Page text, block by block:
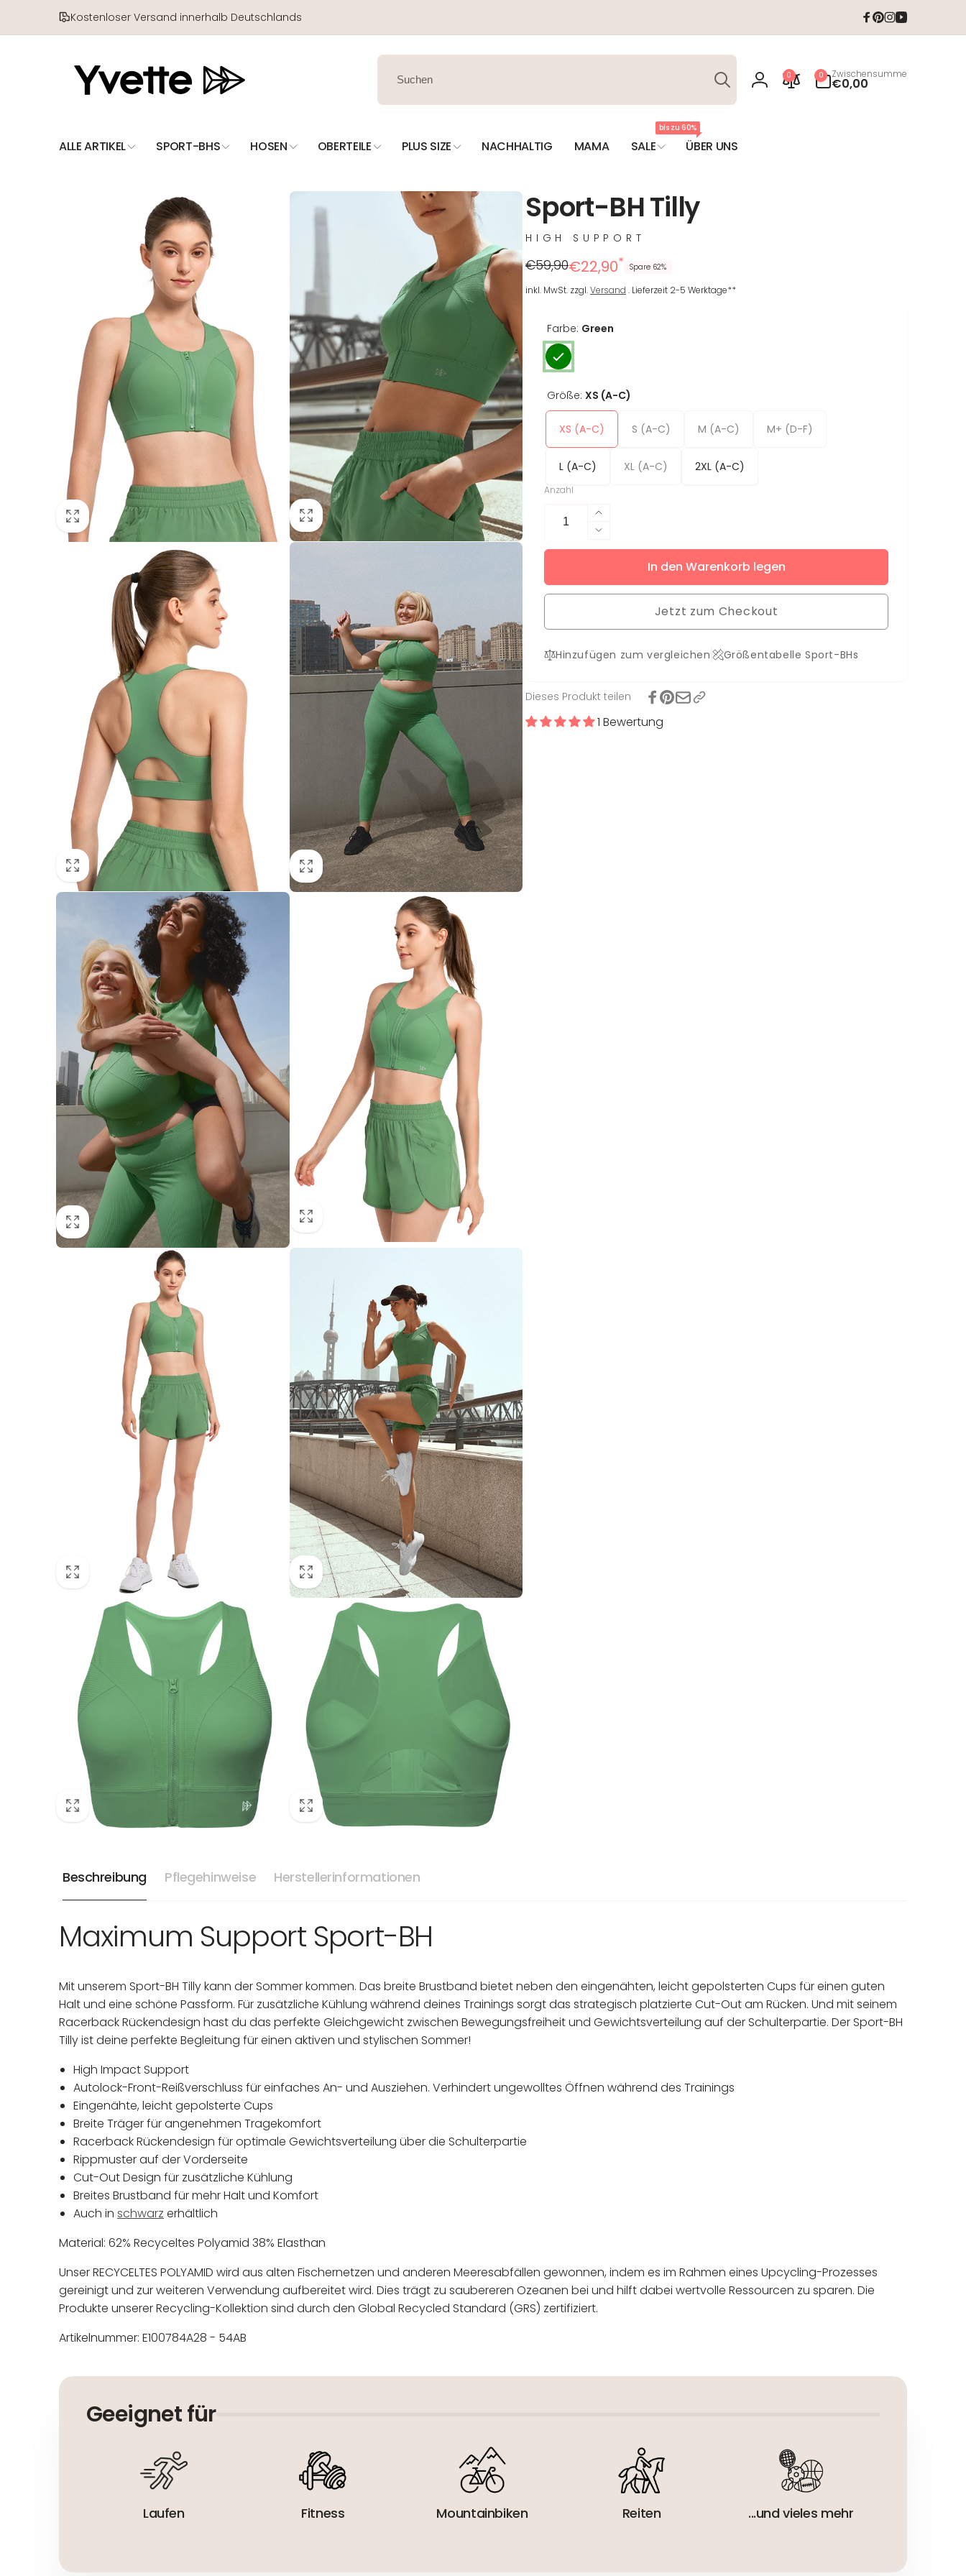
Kostenloser Versand innerhalb Deutschlands Facebook
Pinterest
Instagram
YouTube
Suchen
Einloggen
0 0
Artikel
Zwischensumme
€0,00
ALLE ARTIKEL SPORT-BHS HOSEN OBERTEILE PLUS SIZE NACHHALTIG MAMA SALE
bis zu 60%
ÜBER UNS
Sport-BH Tilly
HIGH SUPPORT
Regulärer
Preis
€59,90
Reduzierter
Preis
€22,90* Spare 62%
inkl. MwSt. zzgl.Versand . Lieferzeit 2-5 Werktage**
Farbe: Green
Größe: XS (A-C)
XS (A-C) S (A-C) M (A-C) M+ (D-F)
L (A-C) XL (A-C) 2XL (A-C)
Anzahl
Erhöhe
die
Menge
BH
Verringere
die
für
Sport-
Tilly
In den Warenkorb legen
Jetzt zum Checkout
Hinzufügen zum vergleichen Größentabelle Sport-BHs
Dieses Produkt teilen
1 Bewertung
Beschreibung Pflegehinweise Herstellerinformationen
Maximum Support Sport-BH
Mit unserem Sport-BH Tilly kann der Sommer kommen. Das breite Brustband bietet neben den eingenähten, leicht gepolsterten Cups für einen guten
Halt und eine schöne Passform. Für zusätzliche Kühlung während deines Trainings sorgt das strategisch platzierte Cut-Out am Rücken. Und mit seinem
Racerback Rückendesign hast du das perfekte Gleichgewicht zwischen Bewegungsfreiheit und Gewichtsverteilung auf der Schulterpartie. Der Sport-BH
Tilly ist deine perfekte Begleitung für einen aktiven und stylischen Sommer!
High Impact Support
Autolock-Front-Reißverschluss für einfaches An- und Ausziehen. Verhindert ungewolltes Öffnen während des Trainings
Eingenähte, leicht gepolsterte Cups
Breite Träger für angenehmen Tragekomfort
Racerback Rückendesign für optimale Gewichtsverteilung über die Schulterpartie
Rippmuster auf der Vorderseite
Cut-Out Design für zusätzliche Kühlung
Breites Brustband für mehr Halt und Komfort
Auch in schwarz erhältlich
Material: 62% Recyceltes Polyamid 38% Elasthan
Unser RECYCELTES POLYAMID wird aus alten Fischernetzen und anderen Meeresabfällen gewonnen, indem es im Rahmen eines Upcycling-Prozesses
gereinigt und zur weiteren Verwendung aufbereitet wird. Dies trägt zu saubereren Ozeanen bei und hilft dabei wertvolle Ressourcen zu sparen. Die
Produkte unserer Recycling-Kollektion sind durch den Global Recycled Standard (GRS) zertifiziert.
Artikelnummer: E100784A28 - 54AB
Maschinenwäsche bis 30°C
Nicht bügeln
In der EU niedergelassener verantwortlicher Wirtschaftsakteur:
Geeignet für
Laufen Fitness Mountainbiken Reiten ...und vieles mehr